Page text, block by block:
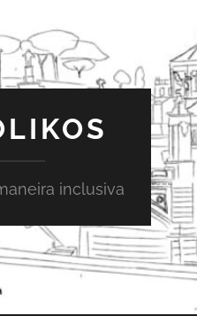
inclusiva